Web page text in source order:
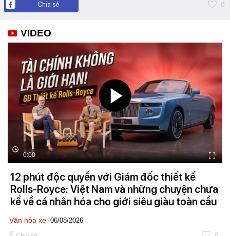
Chia sẻ 0
VIDEO
0:00
12 phút độc quyền với Giám đốc thiết kế
Rolls-Royce: Việt Nam và những chuyện chưa
kể về cá nhân hóa cho giới siêu giàu toàn cầu
Văn hóa xe -06/08/2026